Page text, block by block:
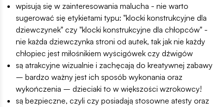
wpisują się w zainteresowania malucha - nie warto
sugerować się etykietami typu: "klocki konstrukcyjne dla
dziewczynek" czy "klocki konstrukcyjne dla chłopców" -
nie każda dziewczynka stroni od autek, tak jak nie każdy
chłopiec jest miłośnikiem wyścigówek czy dźwigów
są atrakcyjne wizualnie i zachęcają do kreatywnej zabawy
– bardzo ważny jest ich sposób wykonania oraz
wykończenia – dzieciaki to w większości wzrokowcy!
są bezpieczne, czyli czy posiadają stosowne atesty oraz